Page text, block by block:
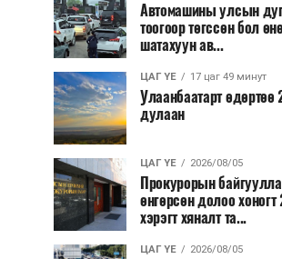
Автомашины улсын
тоогоор төгссөн бол
шатахуун ав...
ЦАГ ҮЕ 17 цаг 49 минут
Улаанбаатарт өдөртөө
дулаан
ЦАГ ҮЕ 2026/08/05
Прокурорын
өнгөрсөн долоо
хэрэгт хяналт та...
ЦАГ ҮЕ 2026/08/05